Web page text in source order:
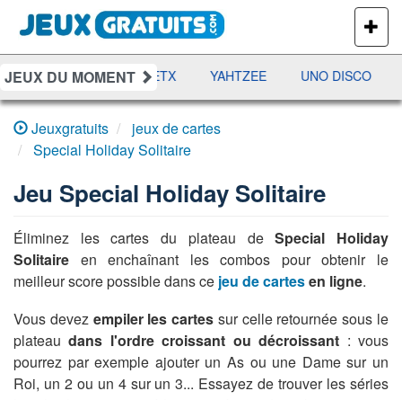
PLUS
DE
JEUX
JEUX DU MOMENT
RAMI JETX YAHTZEE UNO DISCO
Jeuxgratuits
jeux de cartes
Special Holiday Solitaire
Jeu Special Holiday Solitaire
Éliminez les cartes du plateau deSpecial Holiday
Solitaire en enchaînant les combos pour obtenir le
meilleur score possible dans ce jeu de cartesen ligne.
Vous devez empiler les cartes sur celle retournée sous le
plateaudans l'ordre croissant ou décroissant : vous
pourrez par exemple ajouter un As ou une Dame sur un
Roi, un 2 ou un 4 sur un 3... Essayez de trouver les séries